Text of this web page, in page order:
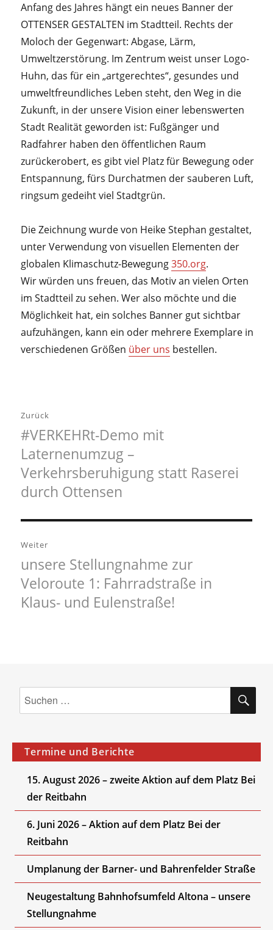
Anfang des Jahres hängt ein neues Banner der
OTTENSER GESTALTEN im Stadtteil. Rechts der
Moloch der Gegenwart: Abgase, Lärm,
Umweltzerstörung. Im Zentrum weist unser Logo-
Huhn, das für ein „artgerechtes“, gesundes und
umweltfreundliches Leben steht, den Weg in die
Zukunft, in der unsere Vision einer lebenswerten
Stadt Realität geworden ist: Fußgänger und
Radfahrer haben den öffentlichen Raum
zurückerobert, es gibt viel Platz für Bewegung oder
Entspannung, fürs Durchatmen der sauberen Luft,
ringsum gedeiht viel Stadtgrün.
Die Zeichnung wurde von Heike Stephan gestaltet,
unter Verwendung von visuellen Elementen der
globalen Klimaschutz-Bewegung350.org.
Wir würden uns freuen, das Motiv an vielen Orten
im Stadtteil zu sehen. Wer also möchte und die
Möglichkeit hat, ein solches Banner gut sichtbar
aufzuhängen, kann ein oder mehrere Exemplare in
verschiedenen Größen über uns bestellen.
Zurück
Vorheriger
Beitrag:
#VERKEHRt-Demo mit
Laternenumzug –
Verkehrsberuhigung statt Raserei
durch Ottensen
Weiter
Nächster
Beitrag:
unsere Stellungnahme zur
Veloroute 1: Fahrradstraße in
Klaus- und Eulenstraße!
Suchen
nach:
Termine und Berichte
15. August 2026 – zweite Aktion auf dem Platz Bei
der Reitbahn
6. Juni 2026 – Aktion auf dem Platz Bei der
Reitbahn
Umplanung der Barner- und Bahrenfelder Straße
Neugestaltung Bahnhofsumfeld Altona – unsere
Stellungnahme